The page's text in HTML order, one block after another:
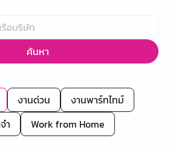
ค้นหา
งานด่วน
งานพาร์ทไทม์
ำ
Work from Home